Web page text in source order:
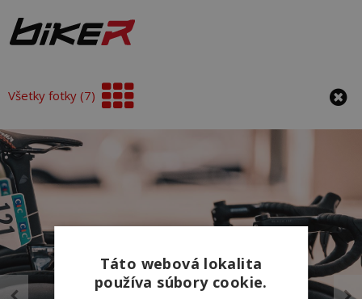
Všetky fotky (7)
Táto webová lokalita
používa súbory cookie.